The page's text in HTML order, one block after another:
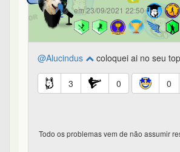
em 23/09/2021 22:50
@Alucindus coloquei ai no seu
3 0 0
Todo os problemas vem de não assumir